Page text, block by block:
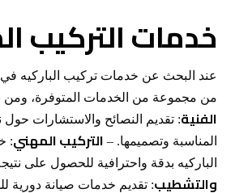
خدمات التركيب
عند البحث عن خدمات تركيب الباركيه في
من مجموعة من الخدمات المتوفرة، ومن
الفنية: تقديم النصائح والاستشارات حول
المناسبة وتصميمها. – التركيب المهني:
الباركيه بدقة واحترافية للحصول على
والتشطيب: تقديم خدمات صيانة دورية